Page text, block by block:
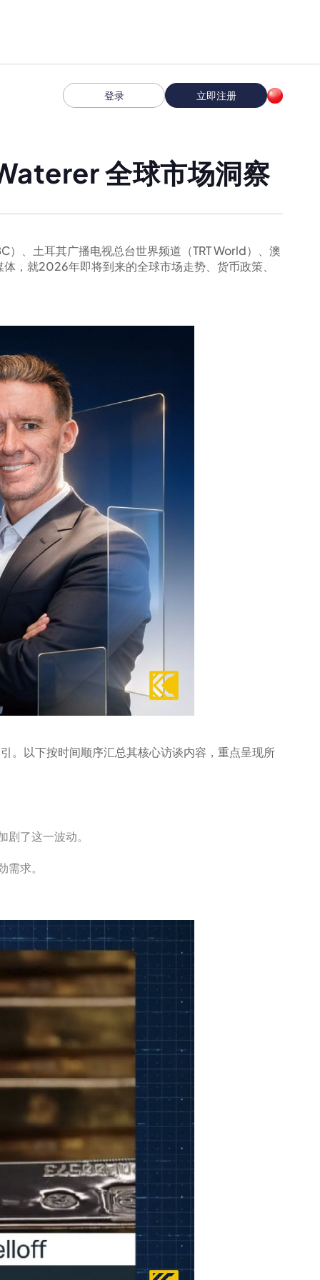
登录 立即注册
全球市场洞察
、土耳其广播电视总台世界频道（TRT World）、澳
，就2026年即将到来的全球市场走势、货币政策、
。以下按时间顺序汇总其核心访谈内容，重点呈现所
了这一波动。
求。